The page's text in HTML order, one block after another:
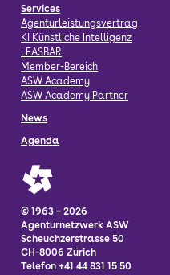
Services
Agenturleistungsvertrag
KI Künstliche Intelligenz
LEASBAR
Member-Bereich
ASW Academy
ASW Academy Partner
News
Agenda
© 1963 – 2026
Agenturnetzwerk ASW
Scheuchzerstrasse 50
CH-8006 Zürich
Telefon +41 44 831 15 50